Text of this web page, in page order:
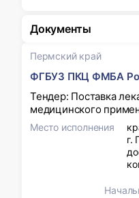
Пермский край
ФГБУЗ ПКЦ ФМБА
Тендер: Поставка
медицинского
Место исполнения
г.
Документы